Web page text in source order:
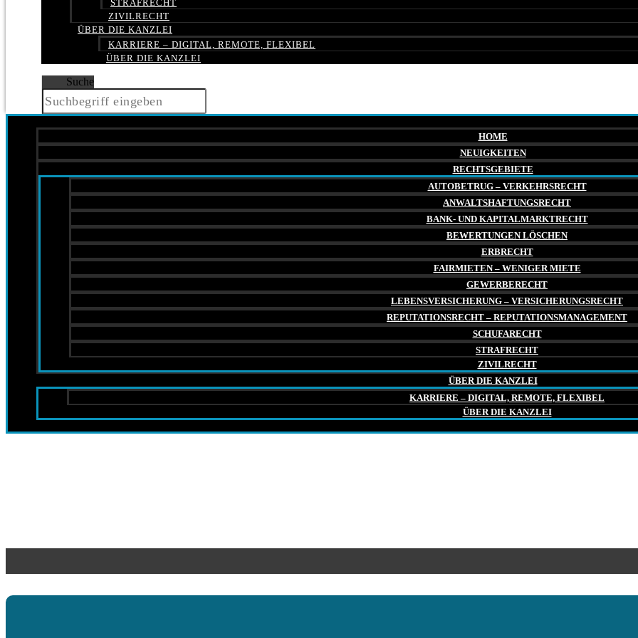
STRAFRECHT
ZIVILRECHT
ÜBER DIE KANZLEI
KARRIERE – DIGITAL, REMOTE, FLEXIBEL
ÜBER DIE KANZLEI
Suche
HOME
NEUIGKEITEN
RECHTSGEBIETE
AUTOBETRUG – VERKEHRSRECHT
ANWALTSHAFTUNGSRECHT
BANK- UND KAPITALMARKTRECHT
BEWERTUNGEN LÖSCHEN
ERBRECHT
FAIRMIETEN – WENIGER MIETE
GEWERBERECHT
LEBENSVERSICHERUNG – VERSICHERUNGSRECHT
REPUTATIONSRECHT – REPUTATIONSMANAGEMENT
SCHUFARECHT
STRAFRECHT
ZIVILRECHT
ÜBER DIE KANZLEI
KARRIERE – DIGITAL, REMOTE, FLEXIBEL
ÜBER DIE KANZLEI